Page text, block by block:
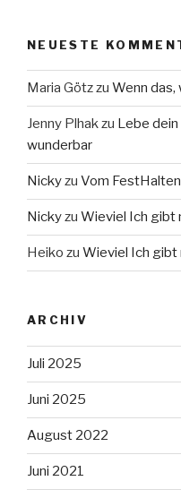
NEUESTE
Maria Götzzu Wenn das,
Jenny Plhakzu Lebe dein
wunderbar
Nickyzu Vom
Nickyzu Wieviel Ich gibt
Heiko zu Wieviel Ich gibt
ARCHIV
Juli 2025
Juni 2025
August 2022
Juni 2021